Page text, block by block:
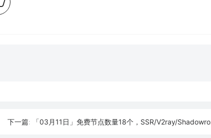
下一篇: 「03月11日」免费节点数量18个，SSR/V2ray/Shadowrocket/Clash订阅链接